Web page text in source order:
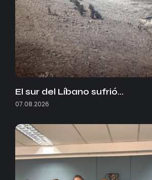
El sur del Líbano sufrió…
07.08.2026